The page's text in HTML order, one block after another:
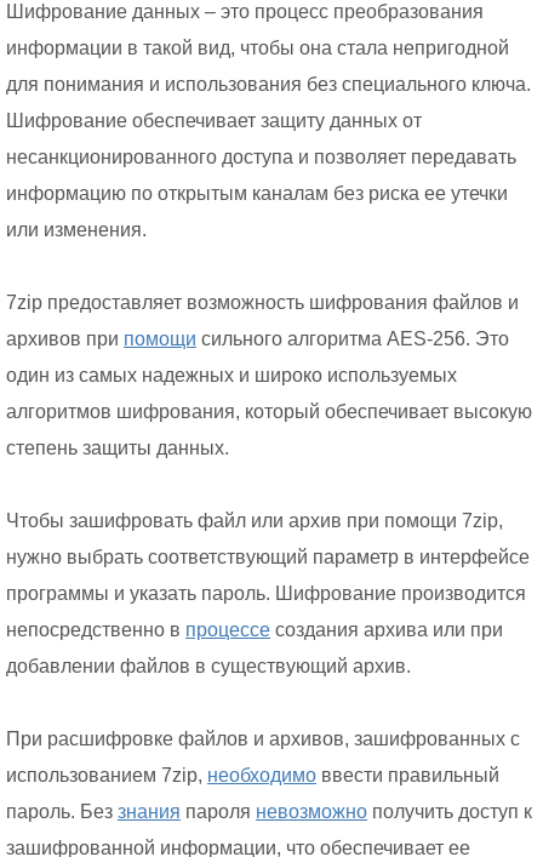
Шифрование данных – это процесс преобразования
информации в такой вид, чтобы она стала непригодной
для понимания и использования без специального ключа.
Шифрование обеспечивает защиту данных от
несанкционированного доступа и позволяет передавать
информацию по открытым каналам без риска ее утечки
или изменения.
7zip предоставляет возможность шифрования файлов и
архивов при помощи сильного алгоритма AES-256. Это
один из самых надежных и широко используемых
алгоритмов шифрования, который обеспечивает высокую
степень защиты данных.
Чтобы зашифровать файл или архив при помощи 7zip,
нужно выбрать соответствующий параметр в интерфейсе
программы и указать пароль. Шифрование производится
непосредственно в процессе создания архива или при
добавлении файлов в существующий архив.
При расшифровке файлов и архивов, зашифрованных с
использованием 7zip, необходимо ввести правильный
пароль. Без знания пароля невозможно получить доступ к
зашифрованной информации, что обеспечивает ее